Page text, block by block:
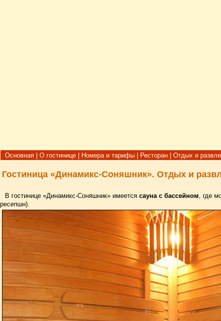
Основная О гостинице Номера и тарифы Ресторан Отдых и
Гостиница «Динамикс-Соняшник». Отдых и
В гостинице «Динамикс-Соняшник» имеется сауна с бассейном, где
ресепшн).